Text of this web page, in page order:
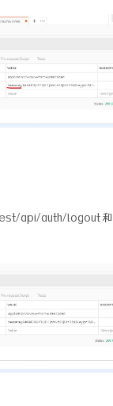
api/auth/logout 和